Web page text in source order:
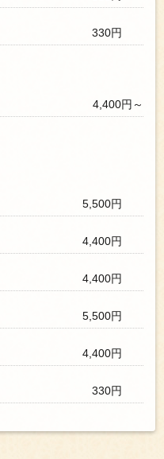
330円
4,400円～
5,500円
4,400円
4,400円
5,500円
4,400円
330円